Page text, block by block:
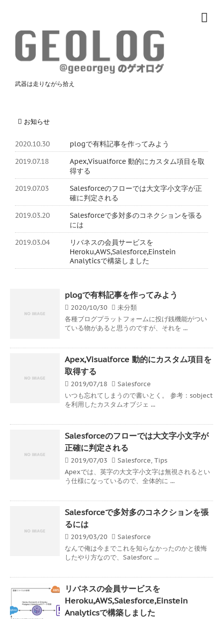
武器は走りながら拾え
お知らせ
2020.10.30
plogで有料記事を作ってみよう
2019.07.18
Apex,Visualforce 動的にカスタム項目を取
得する
2019.07.03
Salesforceのフローでは大文字小文字が正
確に判定される
2019.03.20
Salesforceで多対多のコネクションを張る
には
2019.03.04
リバネスの会員サービスを
Heroku,AWS,Salesforce,Einstein
Analyticsで構築しました
plogで有料記事を作ってみよう
2020/10/30
未分類
各種ブログプラットフォームに投げ銭機能がつい
ている物があると思うのですが、それを ...
Apex,Visualforce 動的にカスタム項目を
取得する
2019/07/18
Salesforce
いつも忘れてしまうので書いとく。 参考：sobject
を利用したカスタムオブジェ ...
Salesforceのフローでは大文字小文字が
正確に判定される
2019/07/03 Salesforce, Tips
Apexでは、英字の大文字小文字は無視されるとい
う仕様になっているので、全体的に ...
Salesforceで多対多のコネクションを張
るには
2019/03/20
Salesforce
なんで俺は今までこれを知らなかったのかと後悔
したやり方なので、Salesforc ...
リバネスの会員サービスを
Heroku,AWS,Salesforce,Einstein
Analyticsで構築しました